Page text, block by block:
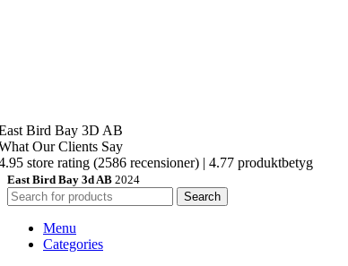
Bird Bay 3D AB
Our Clients Say
store rating (2586 recensioner) | 4.77 produktbetyg
East Bird Bay 3d AB 2024
Search
Menu
Categories